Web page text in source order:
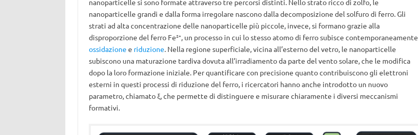
nanoparticelle si sono formate attraverso tre percorsi distinti. Nello strato ricco di zolfo, le
nanoparticelle grandi e dalla forma irregolare nascono dalla decomposizione del solfuro di ferro. Gli
strati ad alta concentrazione delle nanoparticelle più piccole, invece, si formano grazie alla
disproporzione del ferro Fe²⁺, un processo in cui lo stesso atomo di ferro subisce contemporaneamente
ossidazione e riduzione. Nella regione superficiale, vicina all’esterno del vetro, le nanoparticelle
subiscono una maturazione tardiva dovuta all’irradiamento da parte del vento solare, che le modifica
dopo la loro formazione iniziale. Per quantificare con precisione quanto contribuiscono gli elettroni
esterni in questi processi di riduzione del ferro, i ricercatori hanno anche introdotto un nuovo
parametro, chiamato ξ, che permette di distinguere e misurare chiaramente i diversi meccanismi
formativi.